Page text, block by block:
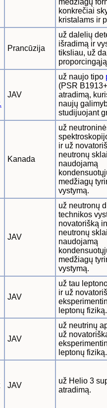
konkrečiai
kristalams ir
Prancūzija
už dalelių
išradimą ir
tiksliau, už
JAV
už naujo tipo
(PSR
atradimą,
naujų
studijuojant
Kanada
už
ir už
neutronų
naudojamą
medžiagų
vystymą.
JAV
už neutronų
technikos
novatorišką
neutronų
naudojamą
medžiagų
vystymą.
JAV
už tau
ir už
leptonų fiziką.
JAV
už neutrinų
už
leptonų fiziką.
JAV
už Helio 3
atradimą.